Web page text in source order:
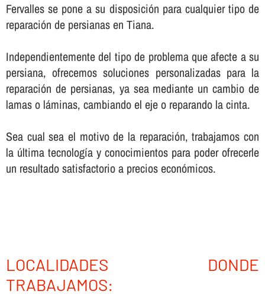
Fervalles se pone a su disposición para cualquier tipo de
reparación de persianas en Tiana.
Independientemente del tipo de problema que afecte a su
persiana, ofrecemos soluciones personalizadas para la
reparación de persianas, ya sea mediante un cambio de
lamas o láminas, cambiando el eje o reparando la cinta.
Sea cual sea el motivo de la reparación, trabajamos con
la última tecnologí­a y conocimientos para poder ofrecerle
un resultado satisfactorio a precios económicos.
LOCALIDADES DONDE
TRABAJAMOS: